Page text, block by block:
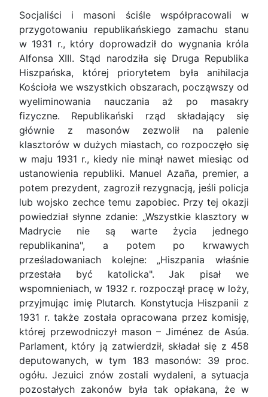
Socjaliści i masoni ściśle współpracowali w
przygotowaniu republikańskiego zamachu stanu
w 1931 r., który doprowadził do wygnania króla
Alfonsa XIII. Stąd narodziła się Druga Republika
Hiszpańska, której priorytetem była anihilacja
Kościoła we wszystkich obszarach, począwszy od
wyeliminowania nauczania aż po masakry
fizyczne. Republikański rząd składający się
głównie z masonów zezwolił na palenie
klasztorów w dużych miastach, co rozpoczęło się
w maju 1931 r., kiedy nie minął nawet miesiąc od
ustanowienia republiki. Manuel Azaña, premier, a
potem prezydent, zagroził rezygnacją, jeśli policja
lub wojsko zechce temu zapobiec. Przy tej okazji
powiedział słynne zdanie: „Wszystkie klasztory w
Madrycie nie są warte życia jednego
republikanina", a potem po krwawych
prześladowaniach kolejne: „Hiszpania właśnie
przestała być katolicka". Jak pisał we
wspomnieniach, w 1932 r. rozpoczął pracę w loży,
przyjmując imię Plutarch. Konstytucja Hiszpanii z
1931 r. także została opracowana przez komisję,
której przewodniczył mason – Jiménez de Asúa.
Parlament, który ją zatwierdził, składał się z 458
deputowanych, w tym 183 masonów: 39 proc.
ogółu. Jezuici znów zostali wydaleni, a sytuacja
pozostałych zakonów była tak opłakana, że w